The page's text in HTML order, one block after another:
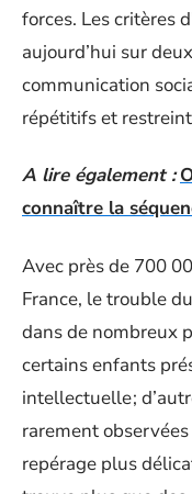
forces. Les critères
aujourd’hui sur
communication
répétitifs et
A lire également :
connaître la
Avec près de 700
France, le trouble
dans de nombreux
certains enfants
intellectuelle ;
rarement
repérage plus